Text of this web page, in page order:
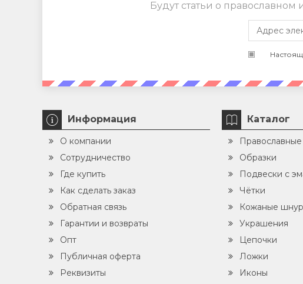
Будут статьи о
Информация
О компании
Сотрудничество
Где купить
Как сделать заказ
Обратная связь
Гарантии и возвраты
Опт
Публичная оферта
Реквизиты
Каталог
Образки
Подвески с
Чётки
Кожаные
Украшения
Цепочки
Ложки
Иконы